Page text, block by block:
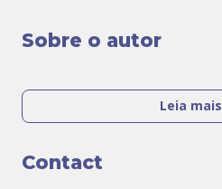
Sobre o autor
Leia mais
Contact